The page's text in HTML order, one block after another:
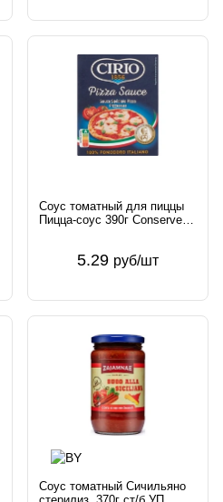
Соус томатный для пиццы
Пицца-соус 390г Conserve
5.29 руб/шт
Соус томатный Сичильяно